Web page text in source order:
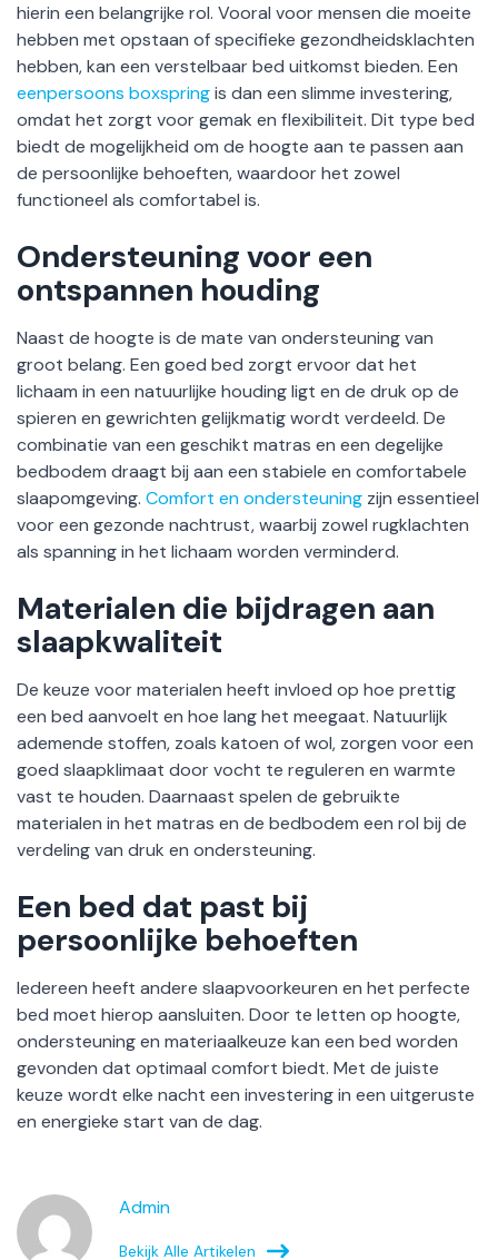
hierin een belangrijke rol. Vooral voor mensen die moeite
hebben met opstaan of specifieke gezondheidsklachten
hebben, kan een verstelbaar bed uitkomst bieden. Een
eenpersoons boxspringis dan een slimme investering,
omdat het zorgt voor gemak en flexibiliteit. Dit type bed
biedt de mogelijkheid om de hoogte aan te passen aan
de persoonlijke behoeften, waardoor het zowel
functioneel als comfortabel is.
Ondersteuning voor een
ontspannen houding
Naast de hoogte is de mate van ondersteuning van
groot belang. Een goed bed zorgt ervoor dat het
lichaam in een natuurlijke houding ligt en de druk op de
spieren en gewrichten gelijkmatig wordt verdeeld. De
combinatie van een geschikt matras en een degelijke
bedbodem draagt bij aan een stabiele en comfortabele
slaapomgeving. Comfort en ondersteuning zijn essentieel
voor een gezonde nachtrust, waarbij zowel rugklachten
als spanning in het lichaam worden verminderd.
Materialen die bijdragen aan
slaapkwaliteit
De keuze voor materialen heeft invloed op hoe prettig
een bed aanvoelt en hoe lang het meegaat. Natuurlijk
ademende stoffen, zoals katoen of wol, zorgen voor een
goed slaapklimaat door vocht te reguleren en warmte
vast te houden. Daarnaast spelen de gebruikte
materialen in het matras en de bedbodem een rol bij de
verdeling van druk en ondersteuning.
Een bed dat past bij
persoonlijke behoeften
Iedereen heeft andere slaapvoorkeuren en het perfecte
bed moet hierop aansluiten. Door te letten op hoogte,
ondersteuning en materiaalkeuze kan een bed worden
gevonden dat optimaal comfort biedt. Met de juiste
keuze wordt elke nacht een investering in een uitgeruste
en energieke start van de dag.
Admin
Bekijk Alle Artikelen